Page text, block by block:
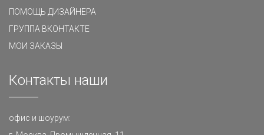
ПОМОЩЬ ДИЗАЙНЕРА
ГРУППА ВКОНТАКТЕ
МОИ ЗАКАЗЫ
Контакты наши
офис и шоурум: